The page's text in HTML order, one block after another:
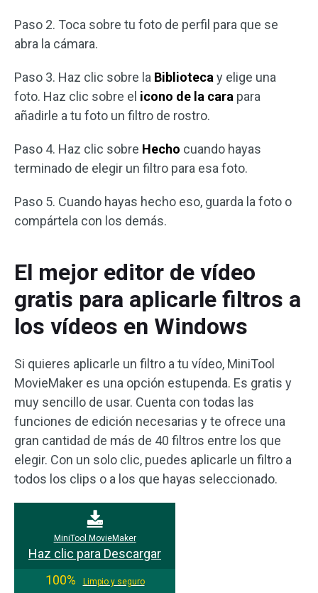
Paso 2. Toca sobre tu foto de perfil para que se
abra la cámara.
Paso 3. Haz clic sobre la Biblioteca y elige una
foto. Haz clic sobre el icono de la cara para
añadirle a tu foto un filtro de rostro.
Paso 4. Haz clic sobre Hecho cuando hayas
terminado de elegir un filtro para esa foto.
Paso 5. Cuando hayas hecho eso, guarda la foto o
compártela con los demás.
El mejor editor de vídeo
gratis para aplicarle filtros a
los vídeos en Windows
Si quieres aplicarle un filtro a tu vídeo, MiniTool
MovieMaker es una opción estupenda. Es gratis y
muy sencillo de usar. Cuenta con todas las
funciones de edición necesarias y te ofrece una
gran cantidad de más de 40 filtros entre los que
elegir. Con un solo clic, puedes aplicarle un filtro a
todos los clips o a los que hayas seleccionado.
MiniTool MovieMaker
Haz clic para Descargar
100%
Limpio y seguro